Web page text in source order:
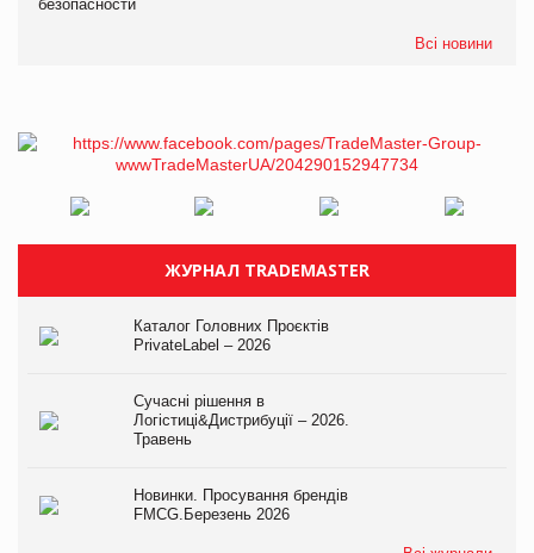
безопасности
Всі новини
ЖУРНАЛ TRADEMASTER
Каталог Головних Проєктів
PrivateLabel – 2026
Сучасні рішення в
Логістиці&Дистрибуції – 2026.
Травень
Новинки. Просування брендів
FMCG.Березень 2026